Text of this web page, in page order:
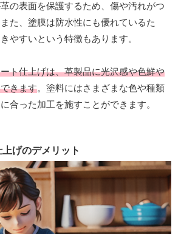
の表面を保護するため、傷や汚れがつ
た、塗膜は防水性にも優れているた
やすいという特徴もあります。
ト仕上げは、革製品に光沢感や色鮮や
きます。塗料にはさまざまな色や種類
合った加工を施すことができます。
げのデメリット